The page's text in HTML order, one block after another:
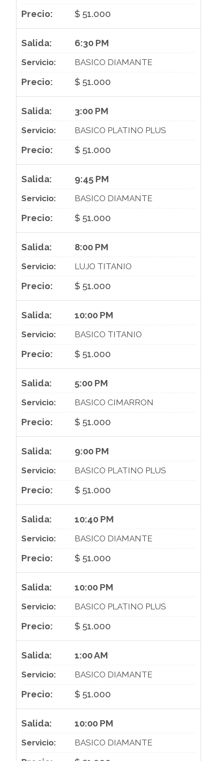
$ 51.000
6:30 PM
BASICO DIAMANTE
$ 51.000
3:00 PM
BASICO PLATINO PLUS
$ 51.000
9:45 PM
BASICO DIAMANTE
$ 51.000
8:00 PM
LUJO TITANIO
$ 51.000
10:00 PM
BASICO TITANIO
$ 51.000
5:00 PM
BASICO CIMARRON
$ 51.000
9:00 PM
BASICO PLATINO PLUS
$ 51.000
10:40 PM
BASICO DIAMANTE
$ 51.000
10:00 PM
BASICO PLATINO PLUS
$ 51.000
1:00 AM
BASICO DIAMANTE
$ 51.000
10:00 PM
BASICO DIAMANTE